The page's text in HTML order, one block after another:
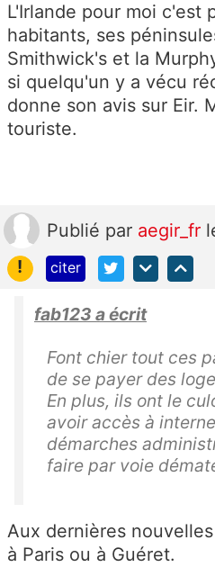
L'Irlande pour moi c'est
habitants, ses
Smithwick's et la
si quelqu'un y a vécu
donne son avis sur Eir.
touriste.
Publié par aegir_fr
!
citer
fab123 a écrit
Font chier tout ces
de se payer des
En plus, ils ont le
avoir accès à
démarches
faire par voie
Aux dernières
à Paris ou à Guéret.